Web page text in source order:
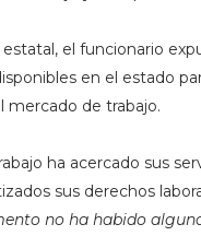
el funcionario
en el estado
mercado de trabajo.
ha acercado sus
sus derechos
no ha habido